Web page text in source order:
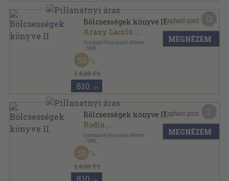
Bölcsességek könyve II.
Arany László ...
Gondolat Könyvkiadó-Winner
1996
Fűzött kemény papírkötés
1.630 Ft
50
810 ,-Ft
Kapható pont:
MEGNÉZEM
Bölcsességek könyve II.
Rodin ...
Gondolat Könyvkiadó-Winner
1995
Vászon
1.630 Ft
50
Kapható pont:
MEGNÉZEM